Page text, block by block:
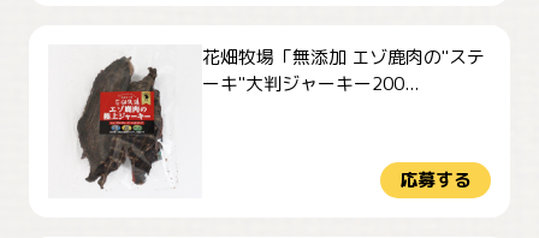
花畑牧場「無添加 エゾ鹿肉の"ステ
ーキ"大判ジャーキー200...
応募する